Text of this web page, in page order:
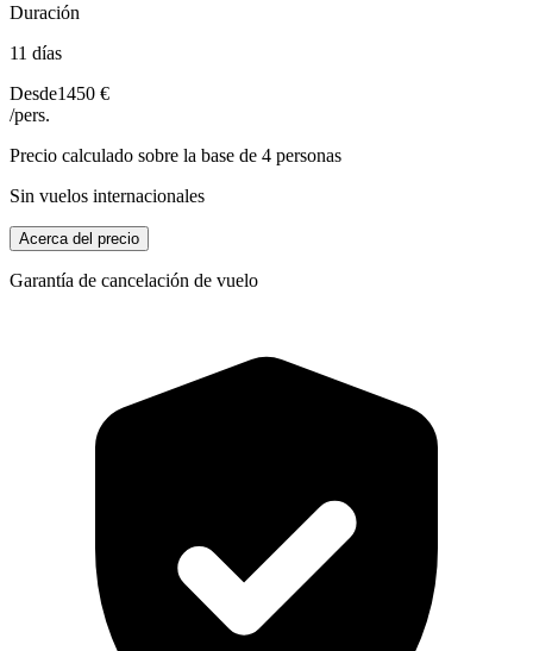
Duración
11 días
Desde1450 €
/pers.
Precio calculado sobre la base de 4 personas
Sin vuelos internacionales
Acerca del precio
Garantía de cancelación de vuelo